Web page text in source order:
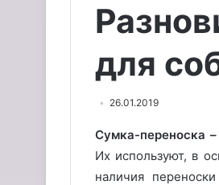
для
26.01.2019
Сумка-переноска
Их используют, в
наличия